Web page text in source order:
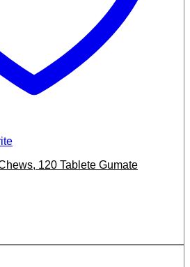
120 Tablete Gumate